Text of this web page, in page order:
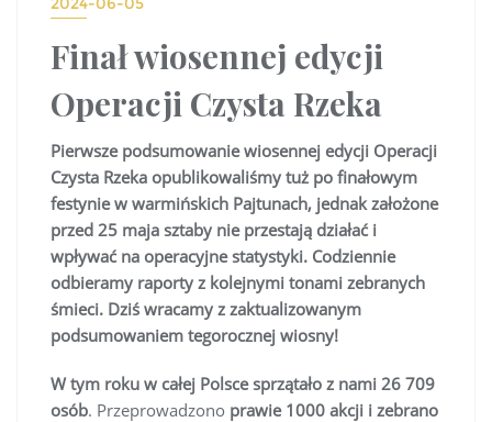
Finał wiosennej edycji
Operacji Czysta Rzeka
Pierwsze podsumowanie wiosennej edycji Operacji
Czysta Rzeka opublikowaliśmy tuż po finałowym
festynie w warmińskich Pajtunach, jednak założone
przed 25 maja sztaby nie przestają działać i
wpływać na operacyjne statystyki. Codziennie
odbieramy raporty z kolejnymi tonami zebranych
śmieci. Dziś wracamy z zaktualizowanym
podsumowaniem tegorocznej wiosny!
W tym roku w całej Polsce sprzątało z nami 26 709
osób. Przeprowadzono prawie 1000 akcji i zebrano